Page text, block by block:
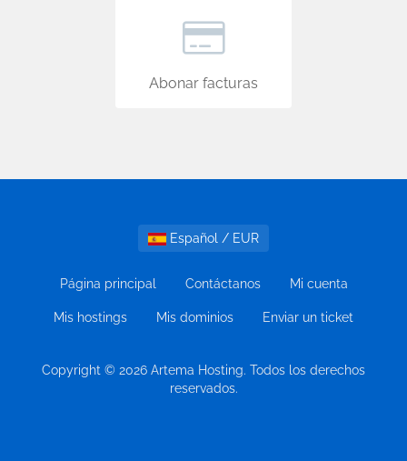
Abonar facturas
Español / EUR
Página principal Contáctanos Mi cuenta
Mis hostings Mis dominios Enviar un ticket
Copyright © 2026 Artema Hosting. Todos los derechos
reservados.